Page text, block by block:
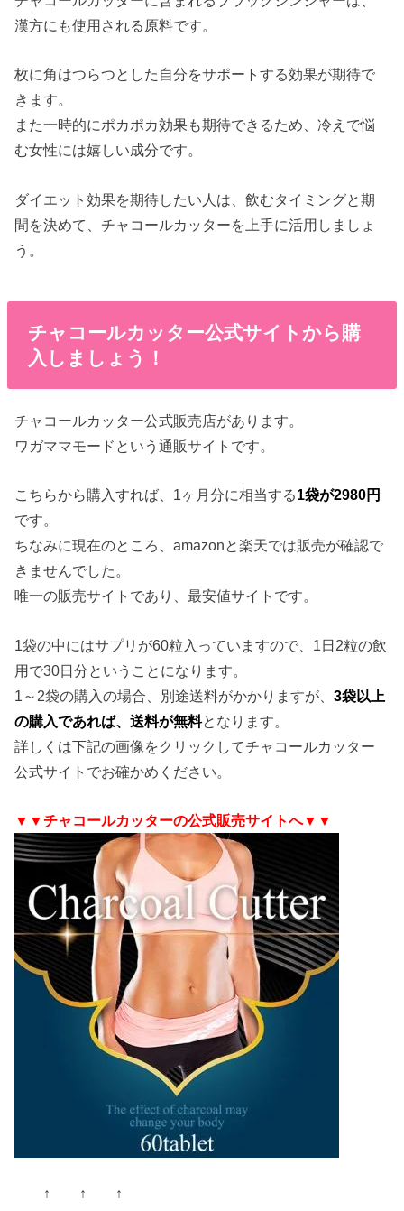
漢方にも使用される原料です。
枚に角はつらつとした自分をサポートする効果が期待で
きます。
また一時的にポカポカ効果も期待できるため、冷えで悩
む女性には嬉しい成分です。
ダイエット効果を期待したい人は、飲むタイミングと期
間を決めて、チャコールカッターを上手に活用しましょ
う。
チャコールカッター公式サイトから購
入しましょう！
チャコールカッター公式販売店があります。
ワガママモードという通販サイトです。
こちらから購入すれば、1ヶ月分に相当する1袋が2980円
です。
ちなみに現在のところ、amazonと楽天では販売が確認で
きませんでした。
唯一の販売サイトであり、最安値サイトです。
1袋の中にはサプリが60粒入っていますので、1日2粒の飲
用で30日分ということになります。
1～2袋の購入の場合、別途送料がかかりますが、3袋以上
の購入であれば、送料が無料となります。
詳しくは下記の画像をクリックしてチャコールカッター
公式サイトでお確かめください。
▼▼チャコールカッターの公式販売サイトへ▼▼
↑ ↑ ↑